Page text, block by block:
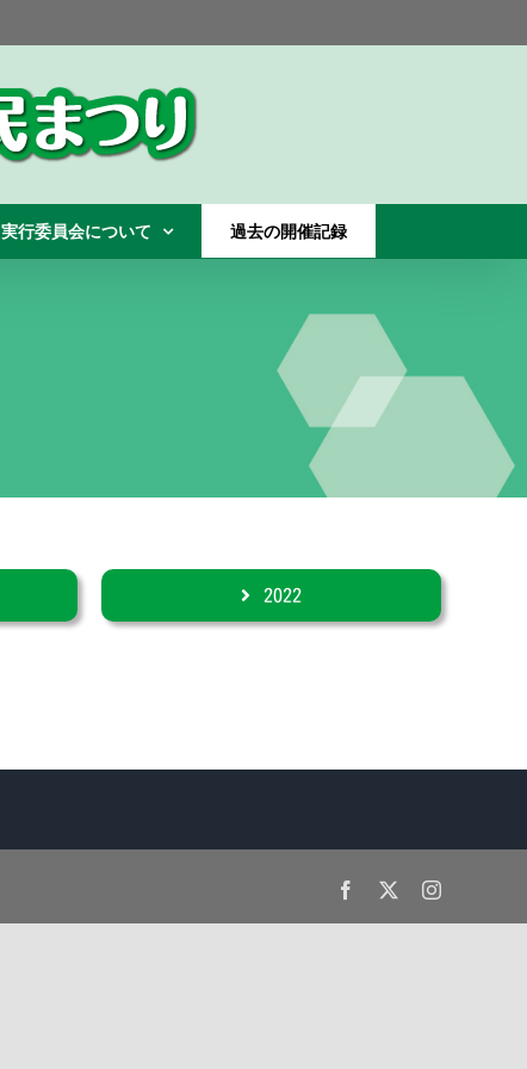
実行委員会について 過去の開催記録
2022
Facebook Instagram